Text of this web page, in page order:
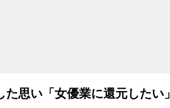
思い「女優業に還元したい」